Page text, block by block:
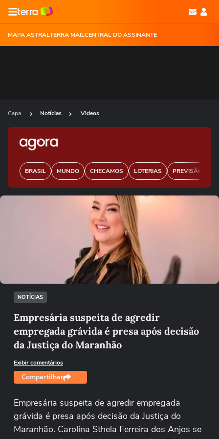
MAPA ASTRALTERRA MAILCENTRAL DO ASSINANTE
Capa Notícias Videos
BRASIL MUNDO CHECAMOS LOTERIAS PREVISÃO DO
Não foi possível reproduzir o vídeo
Tentar novamente
NOTÍCIAS
Empresária suspeita de agredir
empregada grávida é presa após decisão
da Justiça do Maranhão
Exibir comentários
Compartilhar
Empresária suspeita de agredir empregada
grávida é presa após decisão da Justiça do
Maranhão. Carolina Sthela Ferreira dos Anjos se